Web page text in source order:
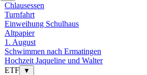
Chlausessen
Turnfahrt
Einweihung Schulhaus
Altpapier
1. August
Schwimmen nach Ermatingen
Hochzeit Jaqueline und Walter
ETF
▼